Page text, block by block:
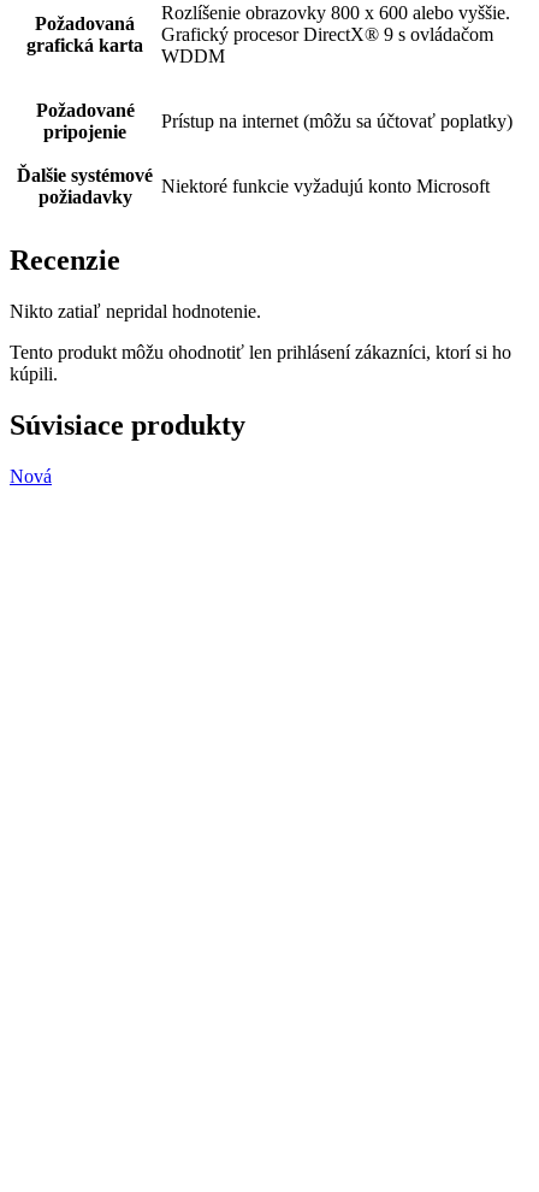
Požadovaná
grafická karta
Rozlíšenie obrazovky 800 x 600 alebo vyššie.
Grafický procesor DirectX® 9 s ovládačom
WDDM
Požadované
pripojenie
Prístup na internet (môžu sa účtovať poplatky)
Ďalšie systémové
požiadavky
Niektoré funkcie vyžadujú konto Microsoft
Recenzie
Nikto zatiaľ nepridal hodnotenie.
Tento produkt môžu ohodnotiť len prihlásení zákazníci, ktorí si ho
kúpili.
Súvisiace produkty
Nová